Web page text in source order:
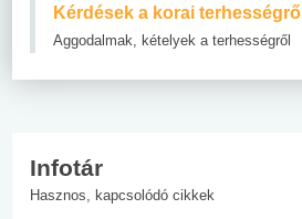
Kérdések a korai terhességről
Aggodalmak, kételyek a terhességről
Infotár
Hasznos, kapcsolódó cikkek